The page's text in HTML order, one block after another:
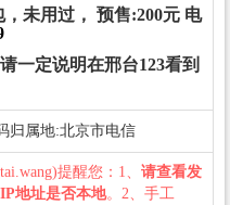
未用过， 预售:200元 电
一定说明在邢台123看到
归属地:北京市电信
提醒您：1、 请查看发
地址是否本地。2、手工